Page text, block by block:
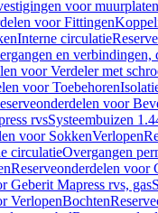
voor muurplaten
voor Fittingen
Interne circulatie
en verbindingen,
voor Verdeler met
voor Toebehoren
voor
rvsSysteembuizen
voor SokkenVerlopen
circulatieOvergangen
Reserveonderdelen voor
Geberit Mapress rvs, gas
VerlopenBochten